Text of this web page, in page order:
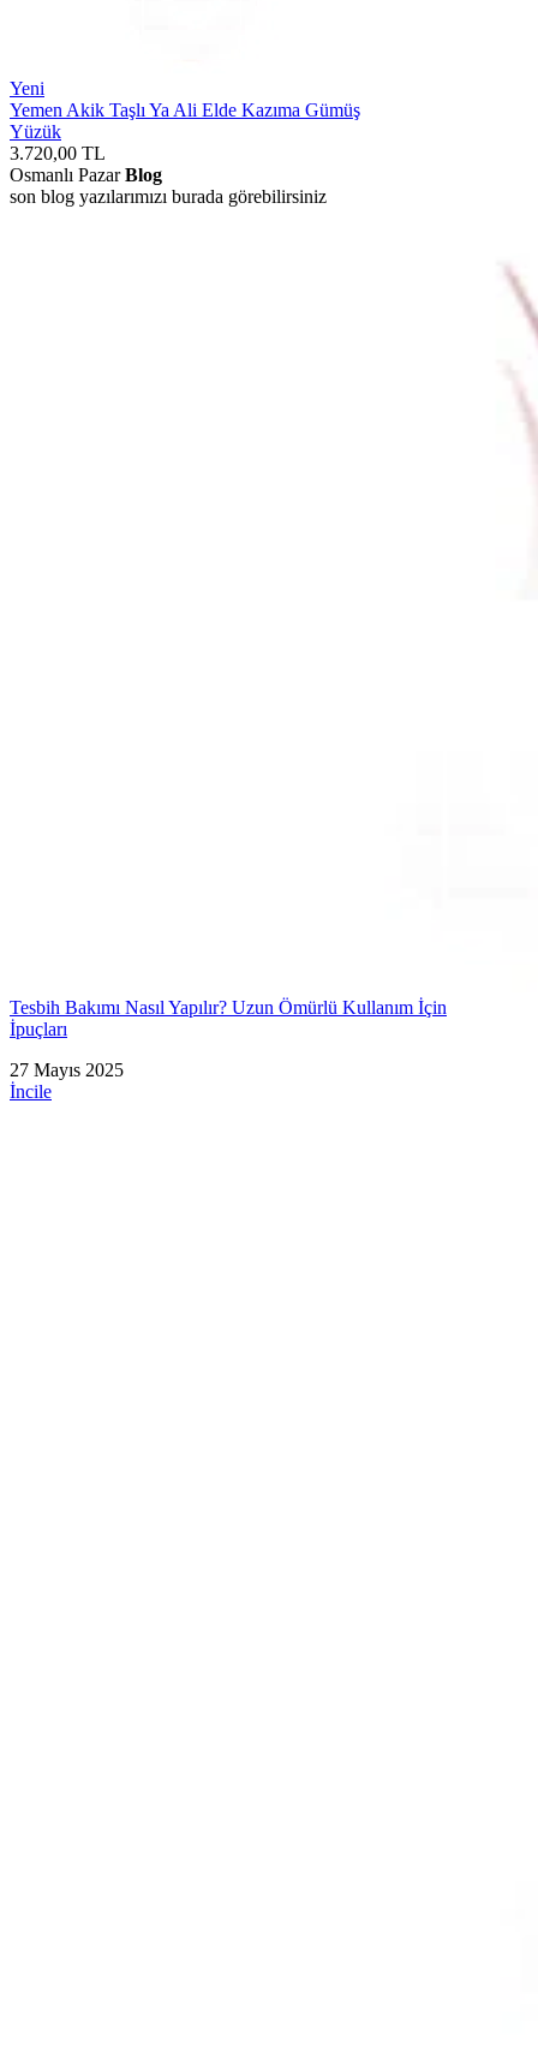
Yeni
Yemen Akik Taşlı Ya Ali Elde Kazıma Gümüş
Yüzük
3.720,00 TL
Osmanlı PazarBlog
son blog yazılarımızı burada görebilirsiniz
Tesbih Bakımı Nasıl Yapılır? Uzun Ömürlü Kullanım İçin
İpuçları
27 Mayıs 2025
İncile